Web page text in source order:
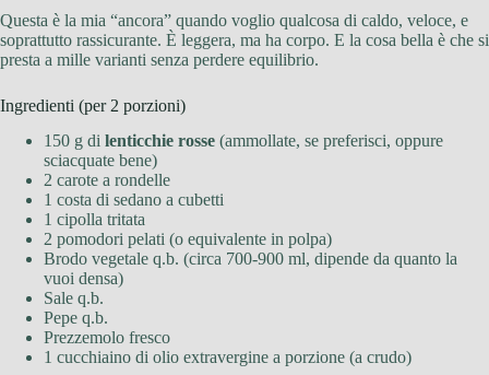
Questa è la mia “ancora” quando voglio qualcosa di caldo, veloce, e
soprattutto rassicurante. È leggera, ma ha corpo. E la cosa bella è che si
presta a mille varianti senza perdere equilibrio.
Ingredienti (per 2 porzioni)
150 g di lenticchie rosse (ammollate, se preferisci, oppure
sciacquate bene)
2 carote a rondelle
1 costa di sedano a cubetti
1 cipolla tritata
2 pomodori pelati (o equivalente in polpa)
Brodo vegetale q.b. (circa 700-900 ml, dipende da quanto la
vuoi densa)
Sale q.b.
Pepe q.b.
Prezzemolo fresco
1 cucchiaino di olio extravergine a porzione (a crudo)